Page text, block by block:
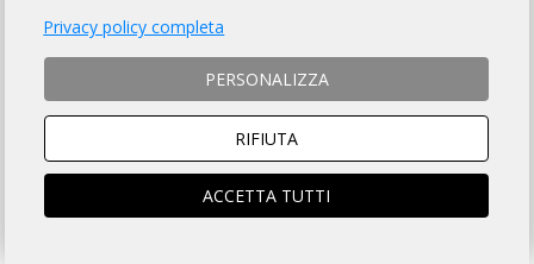
Pedale Novatese ASD organizza per il giorno 07/06/2026 la
Randonnée "RANDONOVATESE LUNGO" avente Km 200 di
lunghezza, per l'acquisizione del relativo brevetto, la cui
DESCRIZIONE che è fatto OBBLIGO a ciascun partecipante
, si trova sulla pagina web a
Art. 2 NATURA DELLA MANIFESTAZIONE
Privacy policy completa
PERSONALIZZA
RIFIUTA
ACCETTA TUTTI